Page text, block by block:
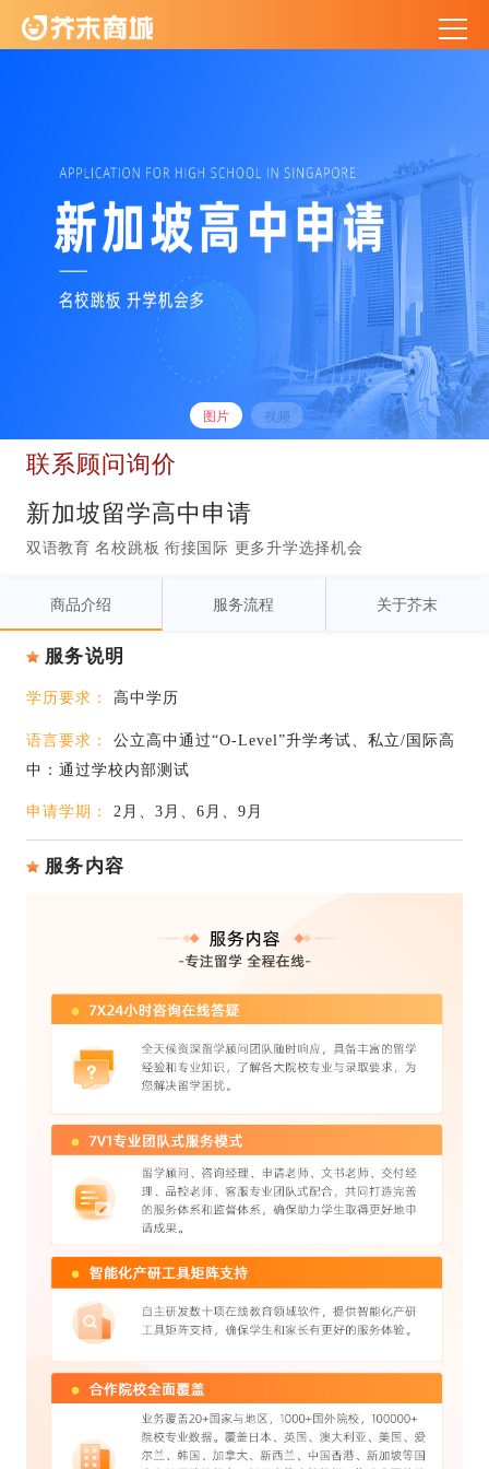
图片 视频
联系顾问询价
新加坡留学高中申请
双语教育 名校跳板 衔接国际 更多升学选择机会
商品介绍 服务流程 关于芥末
服务说明
学历要求： 高中学历
语言要求： 公立高中通过“O-Level”升学考试、私立/国际高
中：通过学校内部测试
申请学期： 2月、3月、6月、9月
服务内容